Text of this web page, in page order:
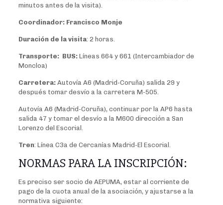
minutos antes de la visita).
Coordinador: Francisco Monje
Duración de la visita: 2 horas.
Transporte: BUS: Líneas 664 y 661 (Intercambiador de
Moncloa)
Carretera:Autovía A6 (Madrid-Coruña) salida 29 y
después tomar desvío a la carretera M-505.
Autovía A6 (Madrid-Coruña), continuar por la AP6 hasta
salida 47 y tomar el desvío a la M600 dirección a San
Lorenzo del Escorial.
Tren: Línea C3a de Cercanías Madrid-El Escorial.
NORMAS PARA LA INSCRIPCIÓN:
Es preciso ser socio de AEPUMA, estar al corriente de
pago de la cuota anual de la asociación, y ajustarse a la
normativa siguiente: